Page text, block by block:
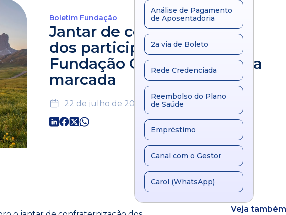
Análise de Pagamento
de Aposentadoria
2a via de Boleto
Rede Credenciada
Reembolso do Plano
de Saúde
Empréstimo
Canal com o Gestor
Carol (WhatsApp)
Boletim Fundação
Jantar de confraternização
dos participantes da
Fundação Copel já tem data
marcada
22 de julho de 2019
Veja também